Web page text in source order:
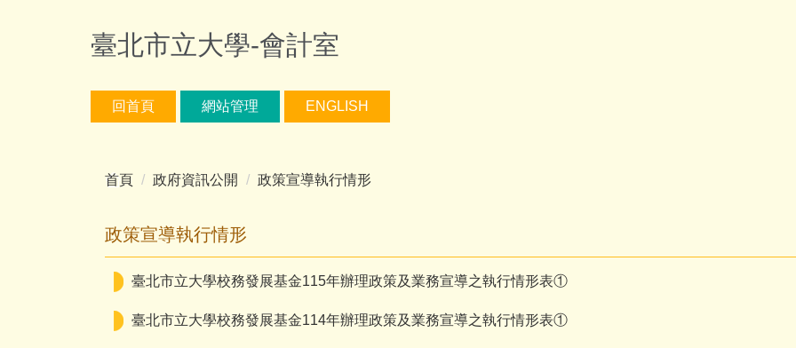
臺北市立大學-會計室
回首頁 網站管理 ENGLISH
首頁 政府資訊公開 政策宣導執行情形
政策宣導執行情形
臺北市立大學校務發展基金115年辦理政策及業務宣導之執行情形表①
臺北市立大學校務發展基金114年辦理政策及業務宣導之執行情形表①